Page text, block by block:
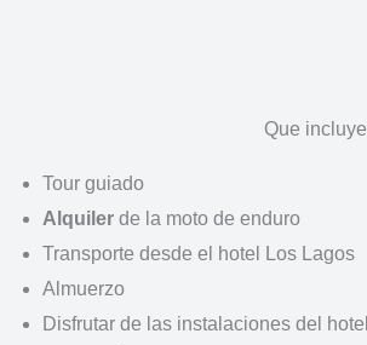
Que
Tour guiado
Alquiler de la moto de enduro
Transporte desde el hotel Los Lagos
Almuerzo
Disfrutar de las instalaciones del